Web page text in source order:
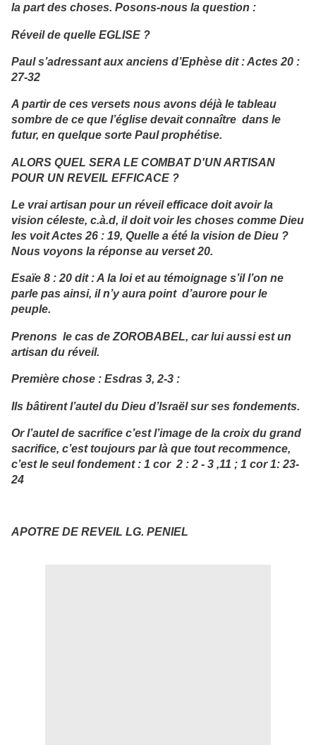
la part des choses. Posons-nous la question :
Réveil de quelle EGLISE ?
Paul s’adressant aux anciens d’Ephèse dit : Actes 20 :
27-32
A partir de ces versets nous avons déjà le tableau
sombre de ce que l’église devait connaître dans le
futur, en quelque sorte Paul prophétise.
ALORS QUEL SERA LE COMBAT D'UN ARTISAN
POUR UN REVEIL EFFICACE ?
Le vrai artisan pour un réveil efficace doit avoir la
vision céleste, c.à.d, il doit voir les choses comme Dieu
les voit Actes 26 : 19, Quelle a été la vision de Dieu ?
Nous voyons la réponse au verset 20.
Esaïe 8 : 20 dit : A la loi et au témoignage s’il l’on ne
parle pas ainsi, il n’y aura point d’aurore pour le
peuple.
Prenons le cas de ZOROBABEL, car lui aussi est un
artisan du réveil.
Première chose : Esdras 3, 2-3 :
Ils bâtirent l’autel du Dieu d’Israël sur ses fondements.
Or l’autel de sacrifice c’est l’image de la croix du grand
sacrifice, c’est toujours par là que tout recommence,
c’est le seul fondement : 1 cor 2 : 2 - 3 ,11 ; 1 cor 1: 23-
24
APOTRE DE REVEIL LG. PENIEL